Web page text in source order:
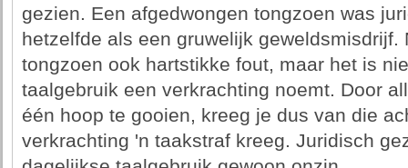
gezien. Een afgedwongen tongzoen was
hetzelfde als een gruwelijk
tongzoen ook hartstikke fout, maar het is
taalgebruik een verkrachting noemt. Door
één hoop te gooien, kreeg je dus van die
verkrachting 'n taakstraf kreeg. Juridisch